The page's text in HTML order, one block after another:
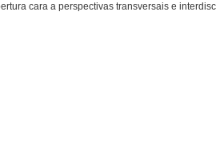
cara a perspectivas transversais e